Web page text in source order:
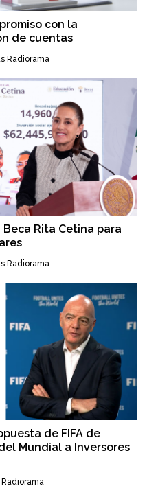
con la
de cuentas
Radiorama
Rita Cetina para
Radiorama
de FIFA de
Mundial a Inversores